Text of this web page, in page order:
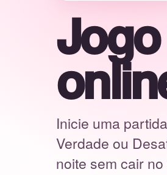
Inicie uma
Verdade ou
noite sem cair no